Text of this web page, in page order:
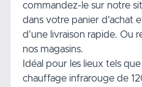
commandez-le sur notre
dans votre panier d'achat
d'une livraison rapide. Ou
nos magasins.
Idéal pour les lieux tels
chauffage infrarouge de